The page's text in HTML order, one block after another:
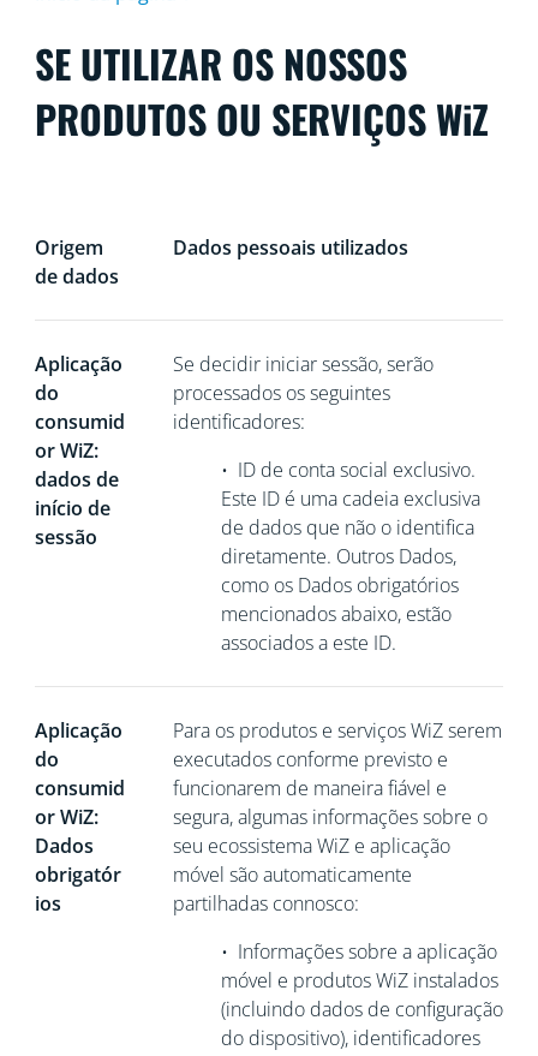
SE UTILIZAR OS NOSSOS
PRODUTOS OU SERVIÇOS WiZ
Origem
de dados
Dados pessoais utilizados
Aplicação
do
consumid
or WiZ:
dados de
início de
sessão
Se decidir iniciar sessão, serão
processados os seguintes
identificadores:
• ID de conta social exclusivo.
Este ID é uma cadeia exclusiva
de dados que não o identifica
diretamente. Outros Dados,
como os Dados obrigatórios
mencionados abaixo, estão
associados a este ID.
Aplicação
do
consumid
or WiZ:
Dados
obrigatór
ios
Para os produtos e serviços WiZ serem
executados conforme previsto e
funcionarem de maneira fiável e
segura, algumas informações sobre o
seu ecossistema WiZ e aplicação
móvel são automaticamente
partilhadas connosco:
• Informações sobre a aplicação
móvel e produtos WiZ instalados
(incluindo dados de configuração
do dispositivo), identificadores